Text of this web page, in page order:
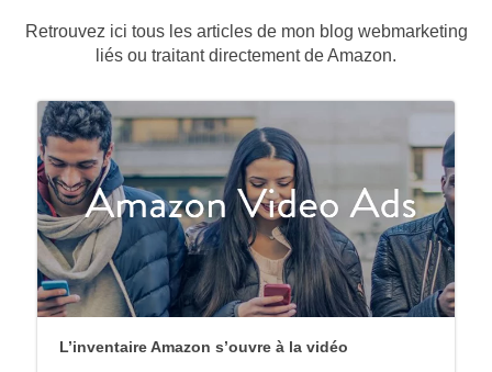
Retrouvez ici tous les articles de mon blog webmarketing
liés ou traitant directement de Amazon.
L’inventaire Amazon s’ouvre à la vidéo